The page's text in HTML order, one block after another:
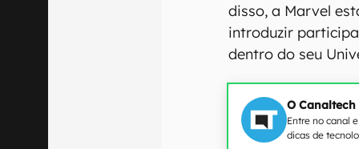
disso, a Marvel
introduzir
dentro do seu
O
Entre no canal
dicas de